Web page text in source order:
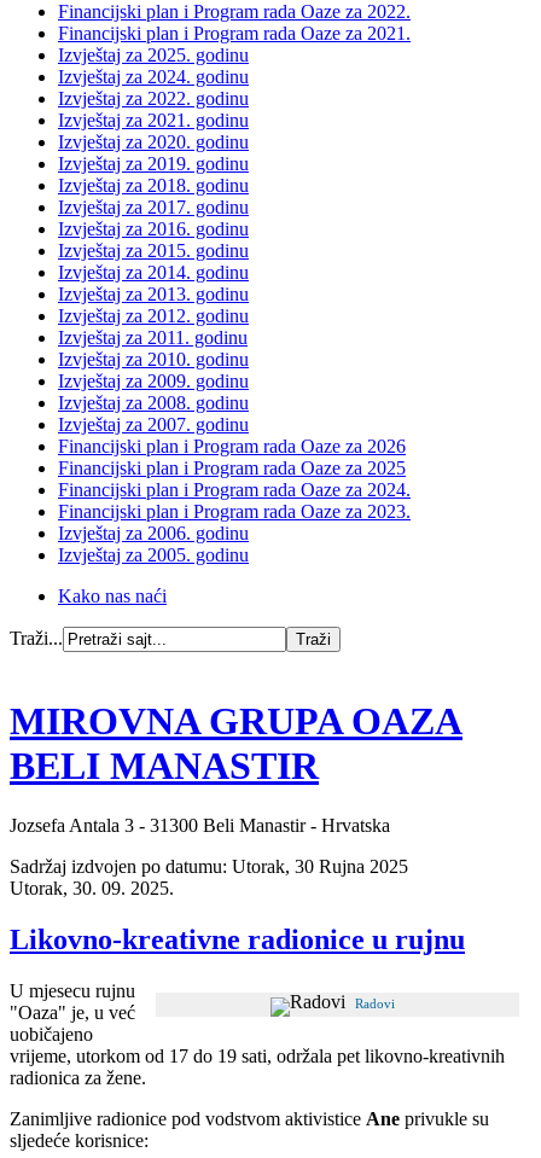
Financijski plan i Program rada Oaze za 2022.
Financijski plan i Program rada Oaze za 2021.
Izvještaj za 2025. godinu
Izvještaj za 2024. godinu
Izvještaj za 2022. godinu
Izvještaj za 2021. godinu
Izvještaj za 2020. godinu
Izvještaj za 2019. godinu
Izvještaj za 2018. godinu
Izvještaj za 2017. godinu
Izvještaj za 2016. godinu
Izvještaj za 2015. godinu
Izvještaj za 2014. godinu
Izvještaj za 2013. godinu
Izvještaj za 2012. godinu
Izvještaj za 2011. godinu
Izvještaj za 2010. godinu
Izvještaj za 2009. godinu
Izvještaj za 2008. godinu
Izvještaj za 2007. godinu
Financijski plan i Program rada Oaze za 2026
Financijski plan i Program rada Oaze za 2025
Financijski plan i Program rada Oaze za 2024.
Financijski plan i Program rada Oaze za 2023.
Izvještaj za 2006. godinu
Izvještaj za 2005. godinu
Kako nas naći
Traži...
MIROVNA GRUPA OAZA
BELI MANASTIR
Jozsefa Antala 3 - 31300 Beli Manastir - Hrvatska
Sadržaj izdvojen po datumu: Utorak, 30 Rujna 2025
Utorak, 30. 09. 2025.
Likovno-kreativne radionice u rujnu
Radovi
U mjesecu rujnu
"Oaza" je, u već
uobičajeno
vrijeme, utorkom od 17 do 19 sati, održala pet likovno-kreativnih
radionica za žene.
Zanimljive radionice pod vodstvom aktivistice Ane privukle su
sljedeće korisnice: